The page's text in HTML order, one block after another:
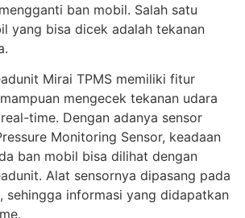
ban mobil. Salah satu
yang bisa dicek adalah tekanan
Mirai TPMS memiliki fitur
mengecek tekanan udara
time. Dengan adanya sensor
Monitoring Sensor, keadaan
ban mobil bisa dilihat dengan
Alat sensornya dipasang pada
sehingga informasi yang didapatkan